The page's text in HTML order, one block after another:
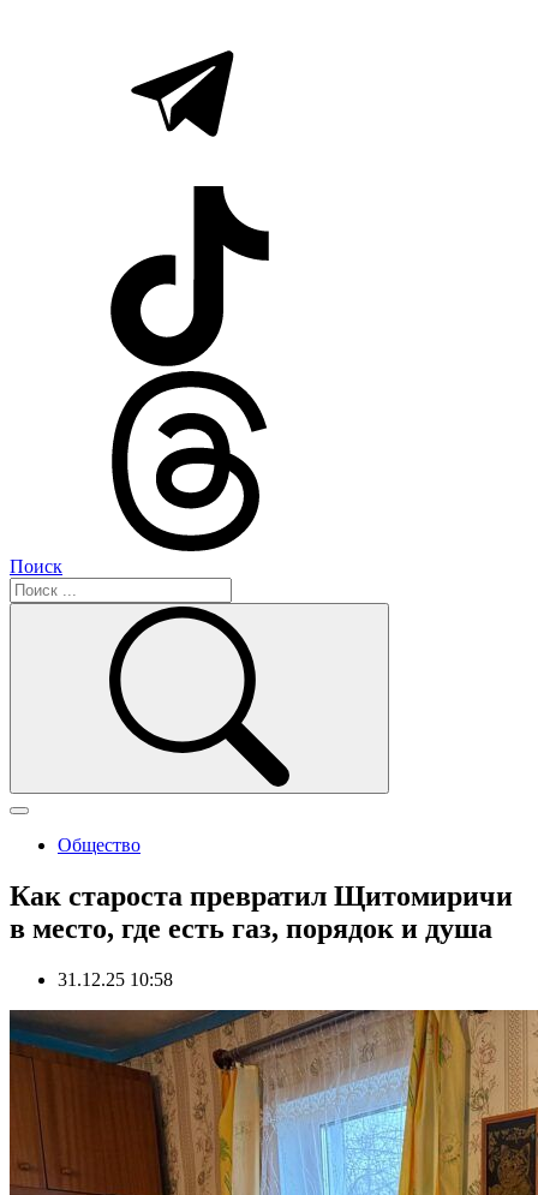
Поиск
Общество
Как староста превратил Щитомиричи
в место, где есть газ, порядок и душа
31.12.25 10:58